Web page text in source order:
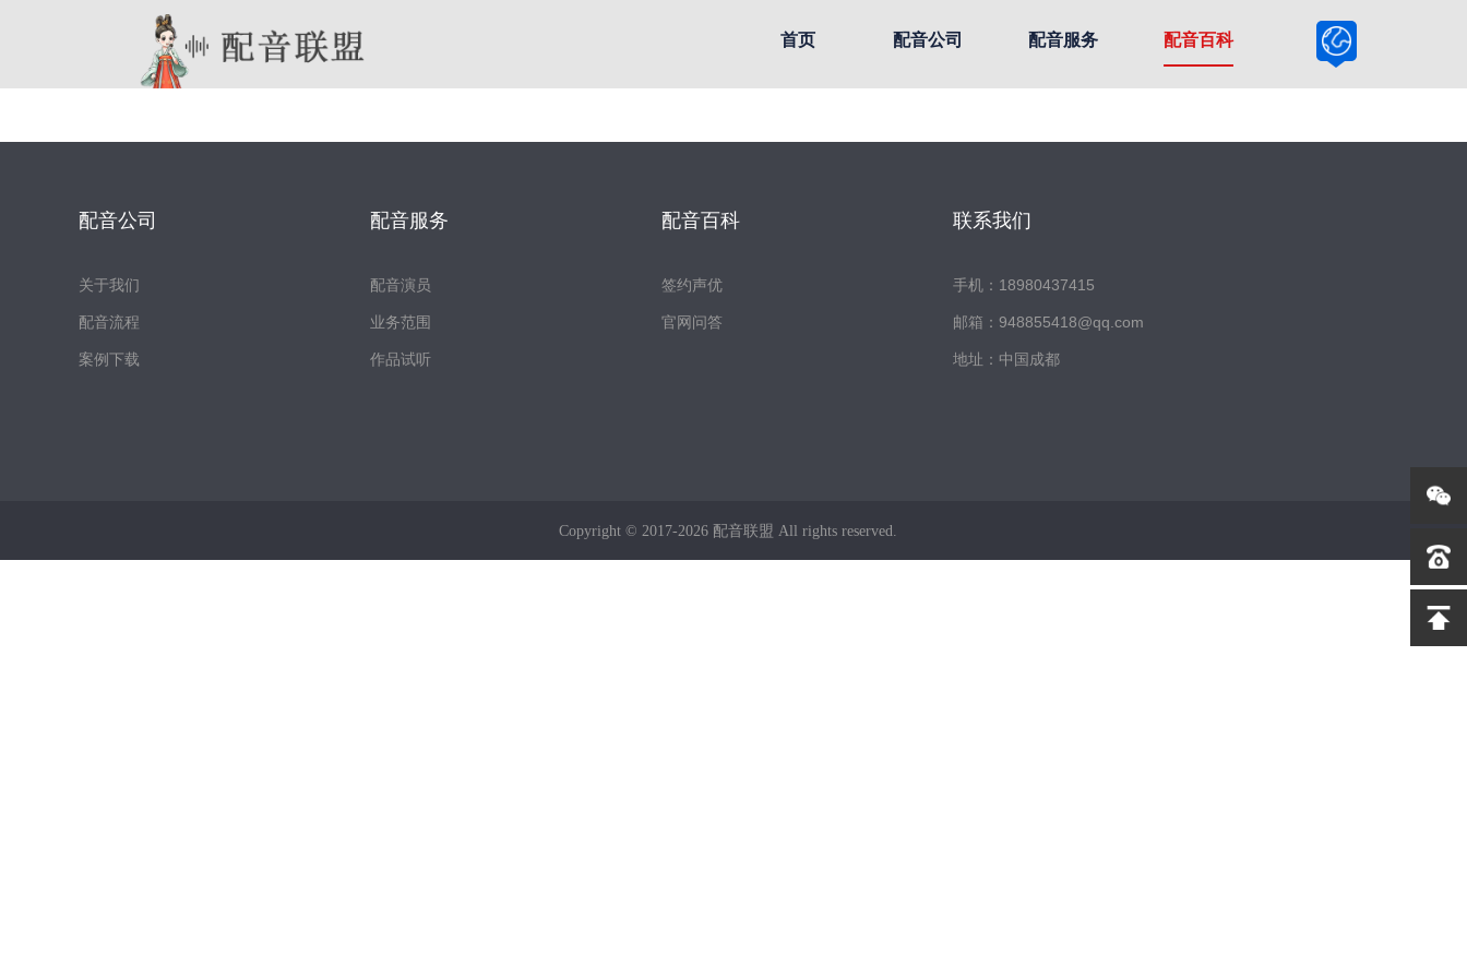
首页 配音公司 配音服务 配音百科
Copyright © 2017-2026 配音联盟 All rights reserved.
配音公司
关于我们
配音流程
案例下载
配音服务
配音演员
业务范围
作品试听
配音百科
签约声优
官网问答
联系我们
手机：18980437415
邮箱：948855418@qq.com
地址：中国成都